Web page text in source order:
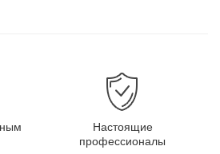
Настоящие
профессионалы